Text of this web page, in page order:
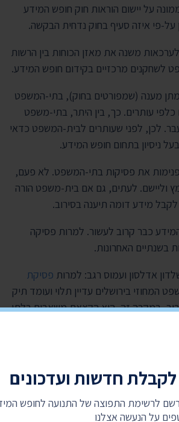
חדשות ועדכונים
לרשימת התפוצה של התנועה לחופש
על הנעשה אצלנו
על יישום הוראות חוק חופש המידע
פי איזה סעיף בחוק נדחית הבקשה.
משנה את מאזן הכוחות בין הרשות
לשחקנים מרכזיים בקידום חופש המידע.
מענה (שמפורטים בחוק), בתי-המשפט
כלפי עותרים. כך, בין היתר, בתי-משפט
לכן, לפני שעותרים לבית-המשפט כדאי
ניסיון בתחום חופש המידע.
את פסיקות בתי-המשפט. לא פעם,
וליישם. לעתים, גם אם בית-משפט הורה
מידע דומה תיענה בסירוב.
כבר קרוב לעשור. למרות פסיקה
בשנתיים האחרונות.
אדלסון ועמוס רגב: למרות פסיקת
המחוזי בירושלים עדיין תלוי ועומד תיק
במקרה זה, הוא הקצאת משאבים בלתי
– מבקשי המידע ככל הנראה יצטרכו
בית-המשפט העליון בחרדת קודש,